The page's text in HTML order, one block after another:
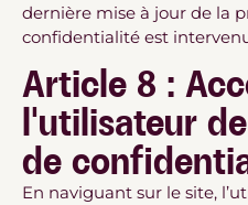
dernière mise à jour de la
confidentialité est
Article 8 :
l'utilisateur
de
En naviguant sur le site,